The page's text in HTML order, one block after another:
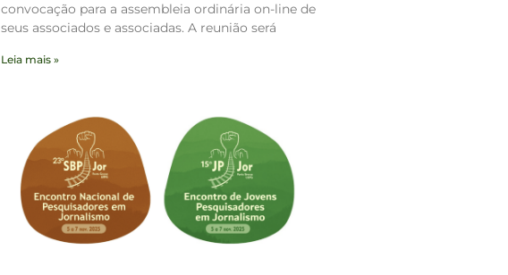
convocação para a assembleia ordinária on-line de
seus associados e associadas. A reunião será
Leia mais »